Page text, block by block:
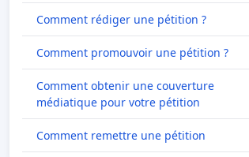
Comment rédiger une pétition ?
Comment promouvoir une pétition ?
Comment obtenir une couverture
médiatique pour votre pétition
Comment remettre une pétition